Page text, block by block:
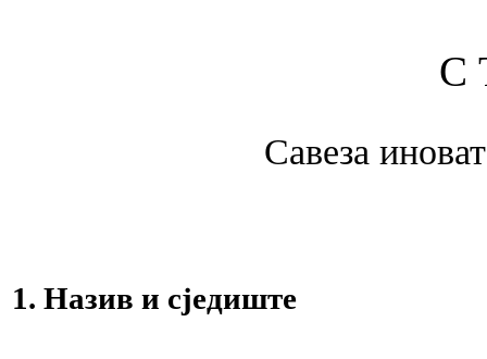
С
Савеза
1. Назив и сједиште